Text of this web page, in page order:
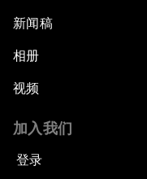
新闻稿
相册
视频
加入我们
登录